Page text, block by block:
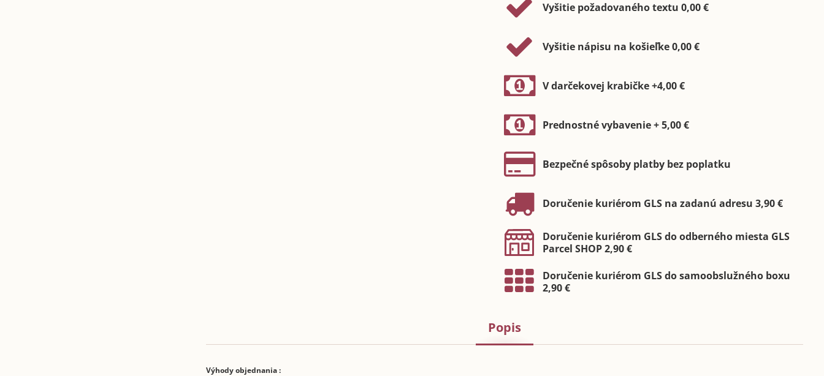
Vyšitie požadovaného textu 0,00 €
Vyšitie nápisu na košieľke 0,00 €
V darčekovej krabičke +4,00 €
Prednostné vybavenie + 5,00 €
Bezpečné spôsoby platby bez poplatku
Doručenie kuriérom GLS na zadanú adresu 3,90 €
Doručenie kuriérom GLS do odberného miesta GLS
Parcel SHOP 2,90 €
Doručenie kuriérom GLS do samoobslužného boxu
2,90 €
Popis
Výhody objednania :